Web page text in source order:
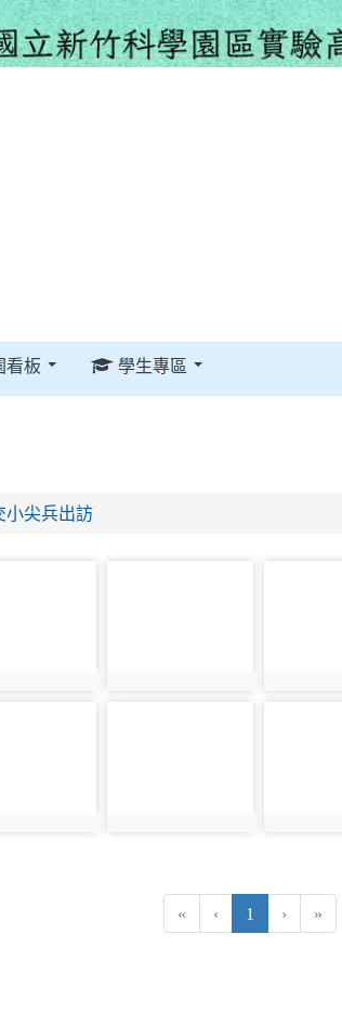
看板 學生專區
小尖兵出訪
« ‹ 1 (current)
› »